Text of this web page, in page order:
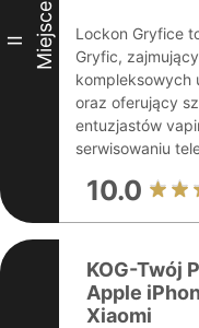
II Miejsce
Lockon Gryfice
Gryfic,
kompleksowych
oraz oferujący
entuzjastów
serwisowaniu
10.0
KOG-Twój
Apple
Xiaomi